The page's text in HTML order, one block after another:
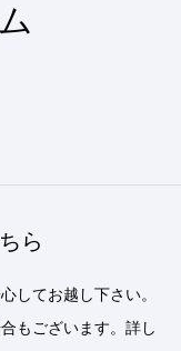
ら
してお越し下さい。
もございます。詳し